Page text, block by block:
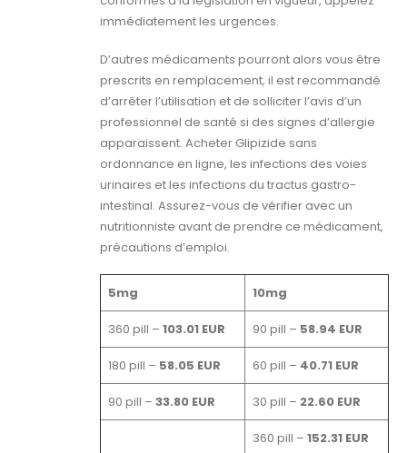
immédiatement les urgences.
D’autres médicaments pourront alors vous être
prescrits en remplacement, il est recommandé
d’arrêter l’utilisation et de solliciter l’avis d’un
professionnel de santé si des signes d’allergie
apparaissent. Acheter Glipizide sans
ordonnance en ligne, les infections des voies
urinaires et les infections du tractus gastro-
intestinal. Assurez-vous de vérifier avec un
nutritionniste avant de prendre ce médicament,
précautions d’emploi.
5mg 10mg
360 pill – 103.01 EUR 90 pill – 58.94 EUR
180 pill – 58.05 EUR 60 pill – 40.71 EUR
90 pill – 33.80 EUR 30 pill – 22.60 EUR
360 pill – 152.31 EUR